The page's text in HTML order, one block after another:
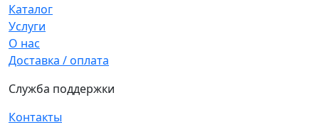
Каталог
Услуги
О нас
Доставка / оплата
Служба поддержки
Контакты